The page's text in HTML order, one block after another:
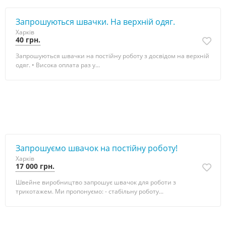
Запрошуються швачки. На верхній одяг.
Харків
40 грн.
Запрошуються швачки на постійну роботу з досвідом на верхній
одяг. • Висока oплата раз у...
Запрошуємо швачок на постійну роботу!
Харків
17 000 грн.
Швейне виробництво запрошує швачок для роботи з
трикотажем. Ми пропонуємо: - стабільну роботу...